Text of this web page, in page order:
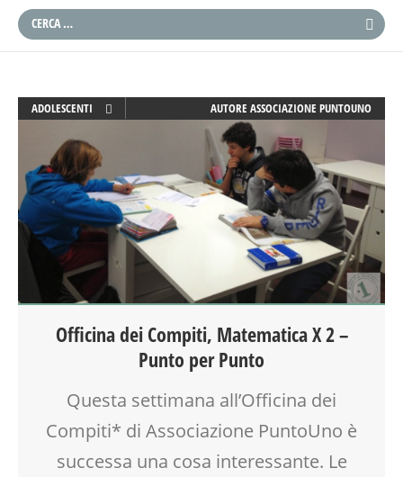
ADOLESCENTI
DISLESSIA
DOPO SCUOLA
DSA
EDUCATORE
GENITORE
GENITORI
LABORATORIO
OFFICINA
PEDAGOGIA
TEENAGER
VIA FARUFFINI
AUTORE ASSOCIAZIONE PUNTOUNO
Officina dei Compiti, Matematica X 2 –
Punto per Punto
Questa settimana all’Officina dei
Compiti* di Associazione PuntoUno è
successa una cosa interessante. Le